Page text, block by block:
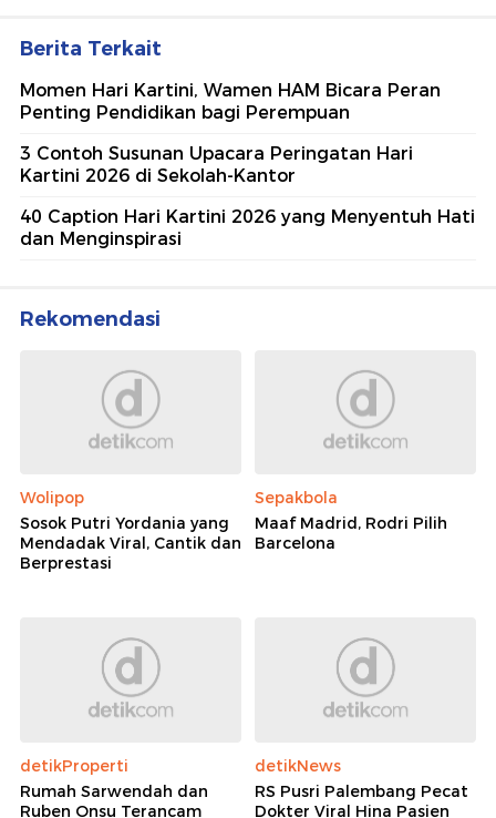
Berita Terkait
Momen Hari Kartini, Wamen HAM Bicara Peran
Penting Pendidikan bagi Perempuan
3 Contoh Susunan Upacara Peringatan Hari
Kartini 2026 di Sekolah-Kantor
40 Caption Hari Kartini 2026 yang Menyentuh Hati
dan Menginspirasi
Rekomendasi
Wolipop
Sosok Putri Yordania yang
Mendadak Viral, Cantik dan
Berprestasi
Sepakbola
Maaf Madrid, Rodri Pilih
Barcelona
detikProperti
Rumah Sarwendah dan
Ruben Onsu Terancam
detikNews
RS Pusri Palembang Pecat
Dokter Viral Hina Pasien